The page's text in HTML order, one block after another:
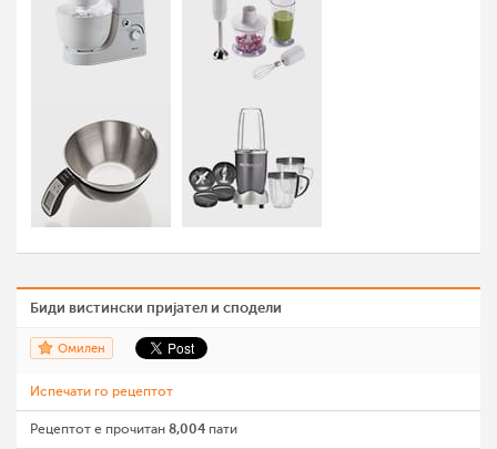
Биди вистински пријател и сподели
Омилен
Испечати го рецептот
Рецептот е прочитан 8,004 пати